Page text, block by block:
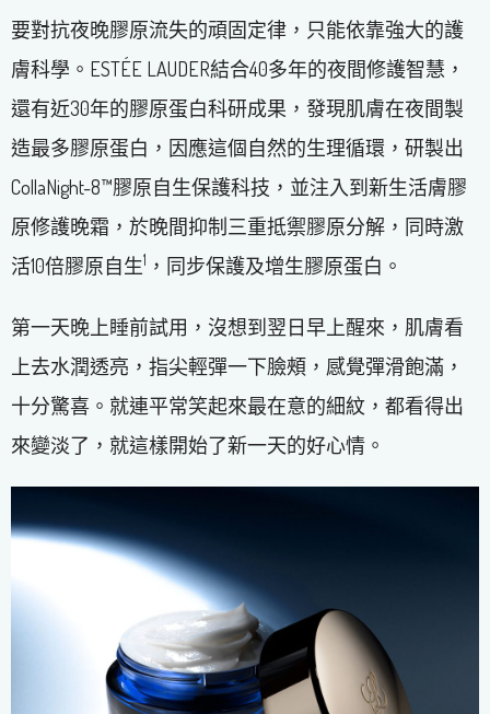
要對抗夜晚膠原流失的頑固定律，只能依靠強大的護
膚科學。ESTÉE LAUDER結合40多年的夜間修護智慧，
還有近30年的膠原蛋白科研成果，發現肌膚在夜間製
造最多膠原蛋白，因應這個自然的生理循環，研製出
CollaNight-8™膠原自生保護科技，並注入到新生活膚膠
原修護晚霜，於晚間抑制三重抵禦膠原分解，同時激
活10倍膠原自生1 ，同步保護及增生膠原蛋白。
第一天晚上睡前試用，沒想到翌日早上醒來，肌膚看
上去水潤透亮，指尖輕彈一下臉頰，感覺彈滑飽滿，
十分驚喜。就連平常笑起來最在意的細紋，都看得出
來變淡了，就這樣開始了新一天的好心情。